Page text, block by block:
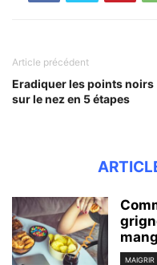
Article précédent
Eradiquer les points noirs
sur le nez en 5 étapes
MAIGRIR